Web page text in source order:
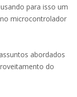
para isso um
microcontrolador
abordados
do